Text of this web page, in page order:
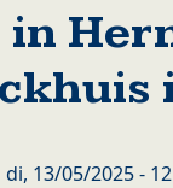
in
di, 13/05/2025 -